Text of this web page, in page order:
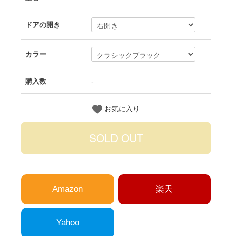
ドアの開き
カラー
購入数 -
お気に入り
Amazon 楽天
Yahoo